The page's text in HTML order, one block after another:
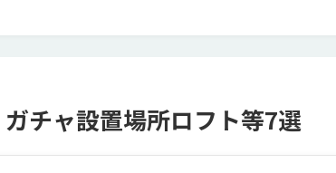
ガチャ設置場所ロフト等7選